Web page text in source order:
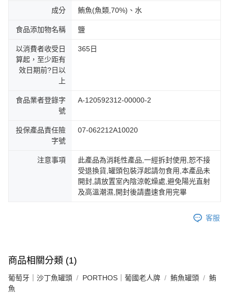
成分 鮪魚(魚類,70%)、水
食品添加物名稱 鹽
以消費者收受日
算起，至少距有
效日期前?日以
上
365日
食品業者登錄字
號
A-120592312-00000-2
投保產品責任險
字號
07-062212A10020
注意事項
此產品為消耗性產品,一經拆封使用,恕不接
受退換貨,罐頭包裝浮起請勿食用,本產品未
開封,請放置室內陰涼乾燥處,避免陽光直射
及高溫潮濕,開封後請盡速食用完畢
客服
商品相關分類 (1)
葡萄牙｜沙丁魚罐頭 PORTHOS｜葡國老人牌 鮪魚罐頭
鮪
魚